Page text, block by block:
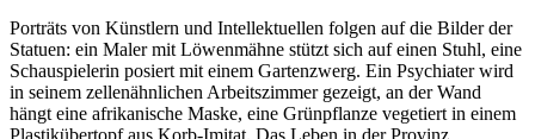
Porträts von Künstlern und Intellektuellen folgen auf die Bilder der
Statuen: ein Maler mit Löwenmähne stützt sich auf einen Stuhl, eine
Schauspielerin posiert mit einem Gartenzwerg. Ein Psychiater wird
in seinem zellenähnlichen Arbeitszimmer gezeigt, an der Wand
hängt eine afrikanische Maske, eine Grünpflanze vegetiert in einem